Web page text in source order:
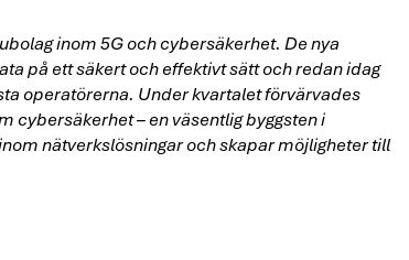
inom 5G och cybersäkerhet. De nya
på ett säkert och effektivt sätt och redan idag
operatörerna. Under kvartalet förvärvades
cybersäkerhet – en väsentlig byggsten i
nätverkslösningar och skapar möjligheter till